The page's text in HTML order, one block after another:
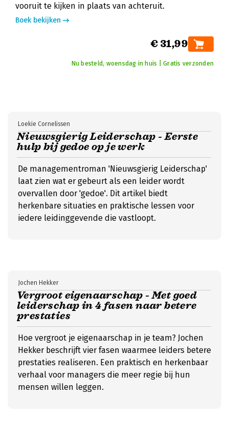
vooruit te kijken in plaats van achteruit.
Boek bekijken
€ 31,99
Nu besteld, woensdag in huis | Gratis verzonden
Nieuwsgierig Leiderschap - Eerste
hulp bij gedoe op je werk
Loekie Cornelissen
De managementroman 'Nieuwsgierig Leiderschap'
laat zien wat er gebeurt als een leider wordt
overvallen door 'gedoe'. Dit artikel biedt
herkenbare situaties en praktische lessen voor
iedere leidinggevende die vastloopt.
Vergroot eigenaarschap - Met goed
leiderschap in 4 fasen naar betere
prestaties
Jochen Hekker
Hoe vergroot je eigenaarschap in je team? Jochen
Hekker beschrijft vier fasen waarmee leiders betere
prestaties realiseren. Een praktisch en herkenbaar
verhaal voor managers die meer regie bij hun
mensen willen leggen.